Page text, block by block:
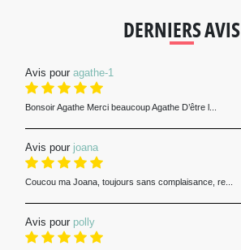
DERNIERS AVIS
Avis pour agathe-1
Bonsoir Agathe Merci beaucoup Agathe D’être l...
Avis pour joana
Coucou ma Joana, toujours sans complaisance, re...
Avis pour polly